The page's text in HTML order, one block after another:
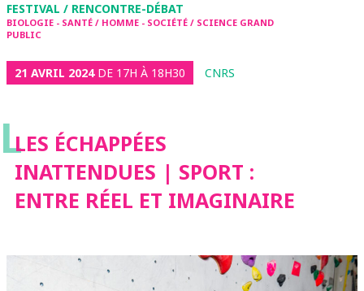
FESTIVAL / RENCONTRE-DÉBAT
BIOLOGIE - SANTÉ / HOMME - SOCIÉTÉ / SCIENCE GRAND
PUBLIC
21 AVRIL 2024DE 17H À 18H30 CNRS
LLES ÉCHAPPÉES
INATTENDUES | SPORT :
ENTRE RÉEL ET IMAGINAIRE